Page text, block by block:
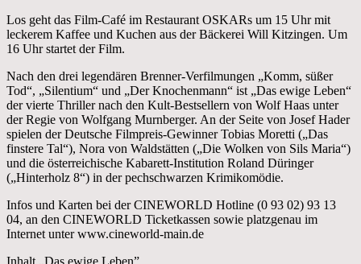
Los geht das Film-Café im Restaurant OSKARs um 15 Uhr mit
leckerem Kaffee und Kuchen aus der Bäckerei Will Kitzingen. Um
16 Uhr startet der Film.
Nach den drei legendären Brenner-Verfilmungen „Komm, süßer
Tod“, „Silentium“ und „Der Knochenmann“ ist „Das ewige Leben“
der vierte Thriller nach den Kult-Bestsellern von Wolf Haas unter
der Regie von Wolfgang Murnberger. An der Seite von Josef Hader
spielen der Deutsche Filmpreis-Gewinner Tobias Moretti („Das
finstere Tal“), Nora von Waldstätten („Die Wolken von Sils Maria“)
und die österreichische Kabarett-Institution Roland Düringer
(„Hinterholz 8“) in der pechschwarzen Krimikomödie.
Infos und Karten bei der CINEWORLD Hotline (0 93 02) 93 13
04, an den CINEWORLD Ticketkassen sowie platzgenau im
Internet unter www.cineworld-main.de
Inhalt „Das ewige Leben”